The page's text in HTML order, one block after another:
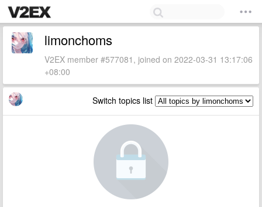
limonchoms
V2EX member #577081, joined on 2022-03-31 13:17:06
+08:00
Switch topics list